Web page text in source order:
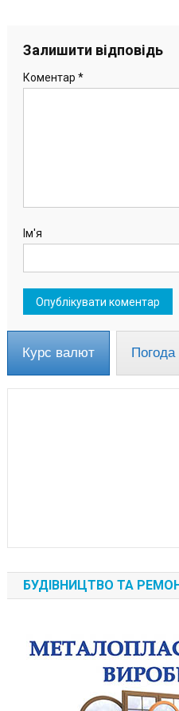
Залишити відповідь
Коментар *
Ім'я
Курс валют Погода
БУДІВНИЦТВО ТА